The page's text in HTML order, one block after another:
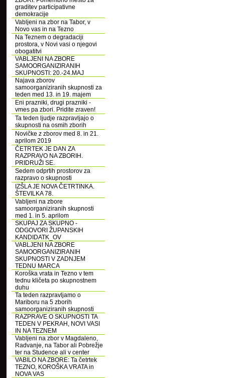
graditev participativne
demokracije
Vabljeni na zbor na Tabor, v
Novo vas in na Tezno
Na Teznem o degradaciji
prostora, v Novi vasi o njegovi
obogatitvi
VABLJENI NA ZBORE
SAMOORGANIZIRANIH
SKUPNOSTI: 20.-24.MAJ
Najava zborov
samoorganiziranih skupnosti za
teden med 13. in 19. majem
Eni prazniki, drugi prazniki -
vmes pa zbori. Pridite zraven!
Ta teden ljudje razpravljajo o
skupnosti na osmih zborih
Novičke z zborov med 8. in 21.
aprilom 2019
ČETRTEK JE DAN ZA
RAZPRAVO NA ZBORIH.
PRIDRUŽI SE.
Sedem odprtih prostorov za
razpravo o skupnosti
IZŠLA JE NOVA ČETRTINKA.
ŠTEVILKA 78.
Vabljeni na zbore
samoorganiziranih skupnosti
med 1. in 5. aprilom
SKUPAJ ZA SKUPNO -
ODGOVORI ŽUPANSKIH
KANDIDATK_OV
VABLJENI NA ZBORE
SAMOORGANIZIRANIH
SKUPNOSTI V ZADNJEM
TEDNU MARCA
Koroška vrata in Tezno v tem
tednu kličeta po skupnostnem
duhu
Ta teden razpravljamo o
Mariboru na 5 zborih
samoorganiziranih skupnosti
RAZPRAVE O SKUPNOSTI TA
TEDEN V PEKRAH, NOVI VASI
IN NA TEZNEM
Vabljeni na zbor v Magdaleno,
Radvanje, na Tabor ali Pobrežje
ter na Studence ali v center
VABILO NA ZBORE: Ta četrtek
TEZNO, KOROŠKA VRATA in
NOVA VAS